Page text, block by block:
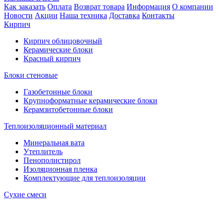
Как заказать Оплата Возврат товара Информация О компании
Новости Акции Наша техника Доставка Контакты
Кирпич
Кирпич облицовочный
Керамические блоки
Красный кирпич
Блоки стеновые
Газобетонные блоки
Крупноформатные керамические блоки
Керамзитобетонные блоки
Теплоизоляционный материал
Минеральная вата
Утеплитель
Пенополистирол
Изоляционная пленка
Комплектующие для теплоизоляции
Сухие смеси